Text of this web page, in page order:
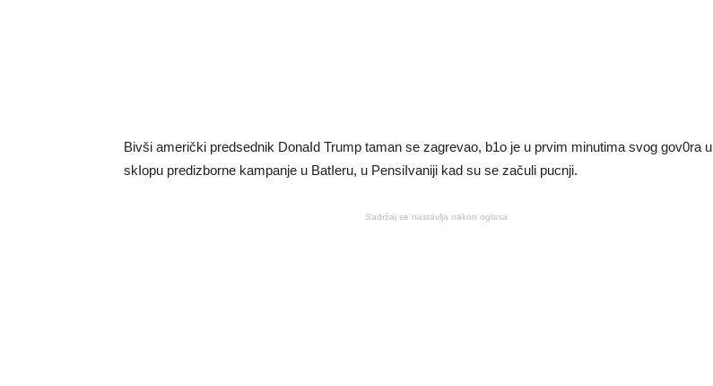
Bivši američki predsednik DonaId Trump taman se zagrevao, b1o je u prvim minutima svog gov0ra u
skIopu predizborne kampanje u BatIeru, u PensiIvaniji kad su se začuli pucnji.
Sadržaj se nastavlja nakon oglasa